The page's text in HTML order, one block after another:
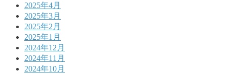
2025年4月
2025年3月
2025年2月
2025年1月
2024年12月
2024年11月
2024年10月